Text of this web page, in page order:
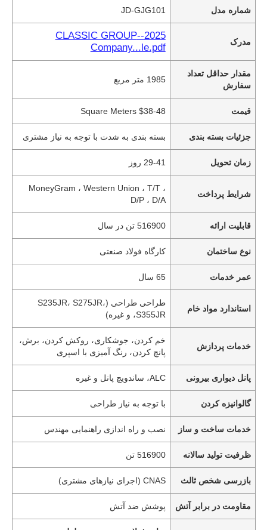
شماره مدل JD-GJG101
مدرک
2025--CLASSIC GROUP
Company...le.pdf
مقدار حداقل تعداد
سفارش
1985 متر مربع
قیمت $38-48 Square Meters
جزئیات بسته بندی بسته بندی به شدت با توجه به نیاز مشتری
زمان تحویل 29-41 روز
شرایط پرداخت
MoneyGram ، Western Union ، T/T ،
D/P ، D/A
قابلیت ارائه 516900 تن در سال
نوع ساختمان کارگاه فولاد صنعتی
عمر خدمات 65 سال
استاندارد مواد خام
طراحی طراحی (S235JR، S275JR،
S355JR، و غیره)
خدمات پردازش
خم کردن، جوشکاری، روکش کردن، برش،
پانچ کردن، رنگ آمیزی با اسپری
پانل دیواری بیرونی ALC، ساندویچ پانل و غیره
گالوانیزه کردن با توجه به نیاز طراحی
خدمات ساخت و ساز نصب و راه اندازی راهنمایی مهندس
ظرفیت تولید سالانه 516900 تن
بازرسی شخص ثالث CNAS (اجرای نیازهای مشتری)
مقاومت در برابر آتش پوشش ضد آتش